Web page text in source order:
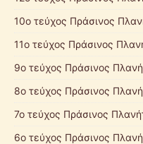
10ο τεύχος Πράσινος
11ο τεύχος Πράσινος
9ο τεύχος Πράσινος
8ο τεύχος Πράσινος
7ο τεύχος Πράσινος
6ο τεύχος Πράσινος